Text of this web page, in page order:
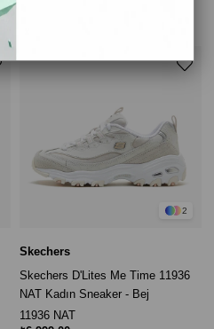
2
Skechers
Skechers D'Lites Me Time 11936
NAT Kadın Sneaker - Bej
11936 NAT